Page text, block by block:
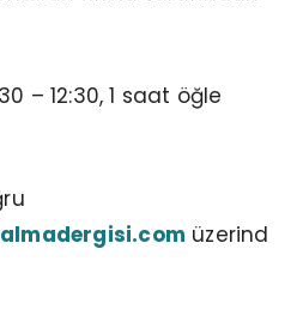
– 12:30, 1 saat öğle
üzerind